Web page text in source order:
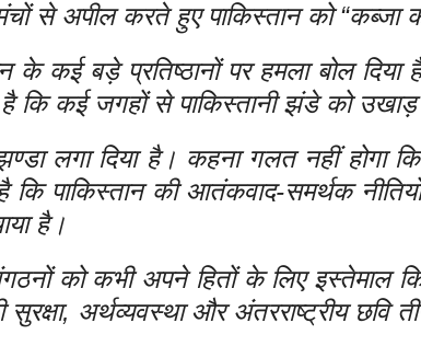
से अपील करते हुए पाकिस्तान को “कब्जा
के कई बड़े प्रतिष्ठानों पर हमला बोल दिया
है कि कई जगहों से पाकिस्तानी झंडे को
लगा दिया है। कहना गलत नहीं होगा
कि पाकिस्तान की आतंकवाद-समर्थक
है।
को कभी अपने हितों के लिए इस्तेमाल
अर्थव्यवस्था और अंतरराष्ट्रीय छवि